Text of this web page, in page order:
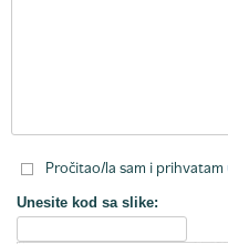
Pročitao/la sam i prihvatam
Unesite kod sa slike: